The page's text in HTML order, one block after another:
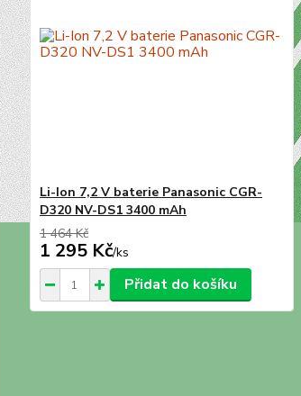
Li-Ion 7,2 V baterie Panasonic CGR-
D320 NV-DS1 3400 mAh
1 464 Kč
1 295 Kč/ks
Přidat do košíku